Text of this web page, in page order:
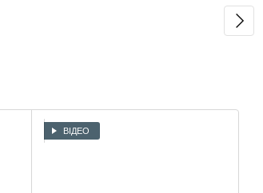
ВІДЕО